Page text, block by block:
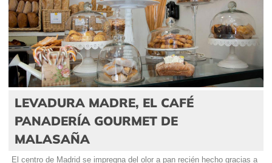
LEVADURA MADRE, EL CAFÉ
PANADERÍA GOURMET DE
MALASAÑA
El centro de Madrid se impregna del olor a pan recién hecho gracias a